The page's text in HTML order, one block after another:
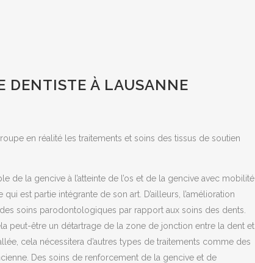
DENTISTE À LAUSANNE
en réalité les traitements et soins des tissus de soutien
de la gencive à l’atteinte de l’os et de la gencive avec mobilité
est partie intégrante de son art. D’ailleurs, l’amélioration
soins parodontologiques par rapport aux soins des dents.
peut-être un détartrage de la zone de jonction entre la dent et
cela nécessitera d’autres types de traitements comme des
Des soins de renforcement de la gencive et de